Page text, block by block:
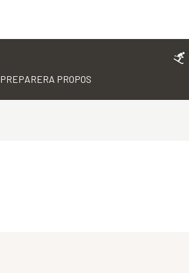
PREPARERA PROPOS